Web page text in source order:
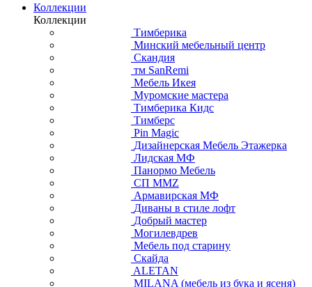
Коллекции
Коллекции
Тимберика
Минский мебельный центр
Скандия
тм SanRemi
Мебель Икея
Муромские мастера
Тимберика Кидс
Тимберс
Pin Magic
Дизайнерская Мебель Этажерка
Лидская МФ
Панормо Мебель
СП ММZ
Армавирская МФ
Диваны в стиле лофт
Добрый мастер
Могилевдрев
Мебель под старину
Скайда
ALETAN
MILANA (мебель из бука и ясеня)